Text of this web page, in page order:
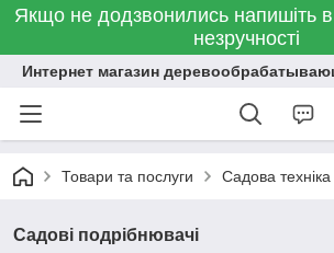
Якщо не додзвонились напишіть
незручності
Интернет магазин
Товари та послуги Садова техніка
Садові подрібнювачі